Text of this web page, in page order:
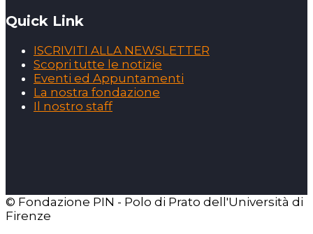
Quick Link
ISCRIVITI ALLA NEWSLETTER
Scopri tutte le notizie
Eventi ed Appuntamenti
La nostra fondazione
Il nostro staff
© Fondazione PIN - Polo di Prato dell'Università di
Firenze